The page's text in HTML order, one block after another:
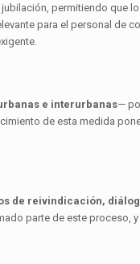
jubilación, permitiendo que
para el personal de
e interurbanas—
de esta medida
de reivindicación,
parte de este proceso,